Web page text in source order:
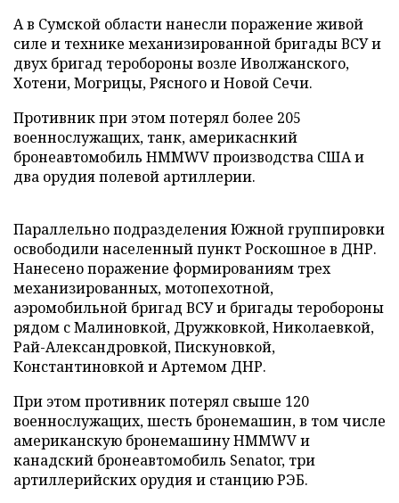
А в Сумской области нанесли поражение живой
силе и технике механизированной бригады ВСУ и
двух бригад теробороны возле Иволжанского,
Хотени, Могрицы, Рясного и Новой Сечи.
Противник при этом потерял более 205
военнослужащих, танк, америкаснкий
бронеавтомобиль HMMWV производства США и
два орудия полевой артиллерии.
Параллельно подразделения Южной группировки
освободили населенный пункт Роскошное в ДНР.
Нанесено поражение формированиям трех
механизированных, мотопехотной,
аэромобильной бригад ВСУ и бригады теробороны
рядом с Малиновкой, Дружковкой, Николаевкой,
Рай-Александровкой, Пискуновкой,
Константиновкой и Артемом ДНР.
При этом противник потерял свыше 120
военнослужащих, шесть бронемашин, в том числе
американскую бронемашину HMMWV и
канадский бронеавтомобиль Senator, три
артиллерийских орудия и станцию РЭБ.